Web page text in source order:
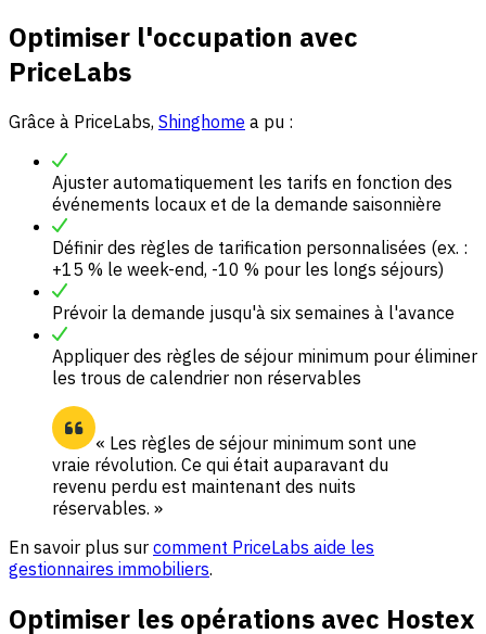
Optimiser l'occupation avec
PriceLabs
Grâce à PriceLabs, Shinghome a pu :
Ajuster automatiquement les tarifs en fonction des
événements locaux et de la demande saisonnière
Définir des règles de tarification personnalisées (ex. :
+15 % le week-end, -10 % pour les longs séjours)
Prévoir la demande jusqu'à six semaines à l'avance
Appliquer des règles de séjour minimum pour éliminer
les trous de calendrier non réservables
« Les règles de séjour minimum sont une
vraie révolution. Ce qui était auparavant du
revenu perdu est maintenant des nuits
réservables. »
En savoir plus sur comment PriceLabs aide les
gestionnaires immobiliers.
Optimiser les opérations avec Hostex